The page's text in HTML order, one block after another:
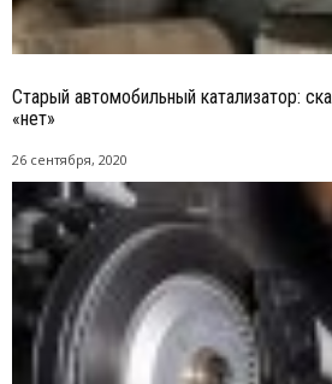
Старый автомобильный катализатор:
«нет»
26 сентября, 2020